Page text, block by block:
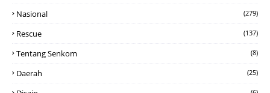
Nasional (279)
Rescue (137)
Tentang Senkom (8)
Daerah (25)